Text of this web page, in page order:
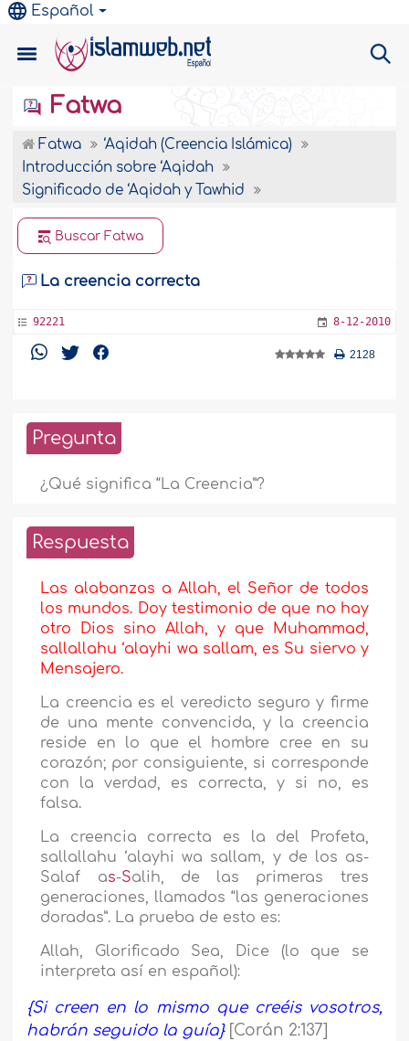
Español
Fatwa
Fatwa
‘Aqidah (Creencia Islámica)
Introducción sobre ‘Aqidah
Significado de ‘Aqidah y Tawhid
Buscar Fatwa
La creencia correcta
92221 8-12-2010
2128
Pregunta
¿Qué significa “La Creencia”?
Respuesta
Las alabanzas a Allah, el Señor de todos
los mundos. Doy testimonio de que no hay
otro Dios sino Allah, y que Muhammad,
sallallahu ‘alayhi wa sallam, es Su siervo y
Mensajero.
La creencia es el veredicto seguro y firme
de una mente convencida, y la creencia
reside en lo que el hombre cree en su
corazón; por consiguiente, si corresponde
con la verdad, es correcta, y si no, es
falsa.
La creencia correcta es la del Profeta,
sallallahu ‘alayhi wa sallam, y de los as-
Salaf as-Salih, de las primeras tres
generaciones, llamados “las generaciones
doradas”. La prueba de esto es:
Allah, Glorificado Sea, Dice (lo que se
interpreta así en español):
{Si creen en lo mismo que creéis vosotros,
habrán seguido la guía}[Corán 2:137]